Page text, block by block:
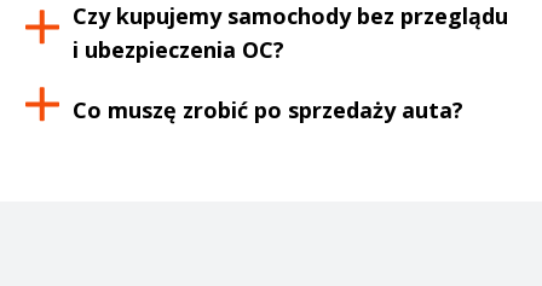
Czy kupujemy samochody bez przeglądu
i ubezpieczenia OC?
Co muszę zrobić po sprzedaży auta?